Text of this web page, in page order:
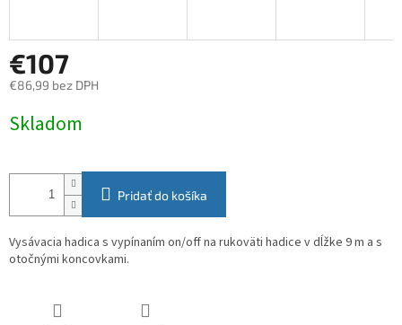
€107
€86,99 bez DPH
cena:
Skladom
Pridať do košíka
Vysávacia hadica s vypínaním on/off na rukoväti hadice v dĺžke 9 m a s
otočnými koncovkami.